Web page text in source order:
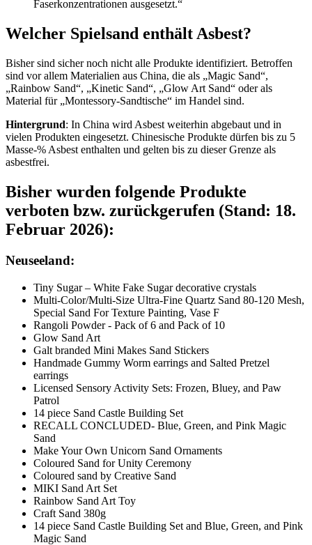
Faserkonzentrationen ausgesetzt.“
Welcher Spielsand enthält Asbest?
Bisher sind sicher noch nicht alle Produkte identifiziert. Betroffen
sind vor allem Materialien aus China, die als „Magic Sand“,
„Rainbow Sand“, „Kinetic Sand“, „Glow Art Sand“ oder als
Material für „Montessory-Sandtische“ im Handel sind.
Hintergrund: In China wird Asbest weiterhin abgebaut und in
vielen Produkten eingesetzt. Chinesische Produkte dürfen bis zu 5
Masse-% Asbest enthalten und gelten bis zu dieser Grenze als
asbestfrei.
Bisher wurden folgende Produkte
verboten bzw. zurückgerufen (Stand: 18.
Februar 2026):
Neuseeland:
Tiny Sugar – White Fake Sugar decorative crystals
Multi-Color/Multi-Size Ultra-Fine Quartz Sand 80-120 Mesh,
Special Sand For Texture Painting, Vase F
Rangoli Powder - Pack of 6 and Pack of 10
Glow Sand Art
Galt branded Mini Makes Sand Stickers
Handmade Gummy Worm earrings and Salted Pretzel
earrings
Licensed Sensory Activity Sets: Frozen, Bluey, and Paw
Patrol
14 piece Sand Castle Building Set
RECALL CONCLUDED- Blue, Green, and Pink Magic
Sand
Make Your Own Unicorn Sand Ornaments
Coloured Sand for Unity Ceremony
Coloured sand by Creative Sand
MIKI Sand Art Set
Rainbow Sand Art Toy
Craft Sand 380g
14 piece Sand Castle Building Set and Blue, Green, and Pink
Magic Sand